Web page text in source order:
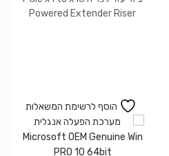
Powered Extender Riser
הוסף לרשימת המשאלות